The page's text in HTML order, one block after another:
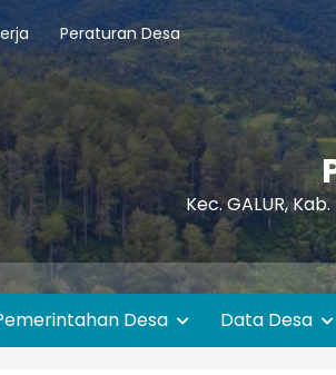
Peraturan Desa
Kec. GALUR,
Desa Data Desa